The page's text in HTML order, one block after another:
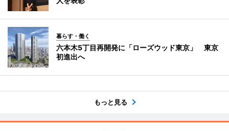
暮らす・働く
六本木5丁目再開発に「ローズウッド東京」 東京
初進出へ
もっと見る